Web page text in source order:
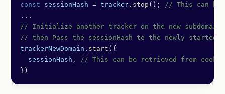
const sessionHash = tracker . stop ();
// This can be
...
// Initialize another tracker on the new subdomain
// then Pass the sessionHash to the newly started
trackerNewDomain . start ({
  sessionHash
,
// This can be retrieved from
})